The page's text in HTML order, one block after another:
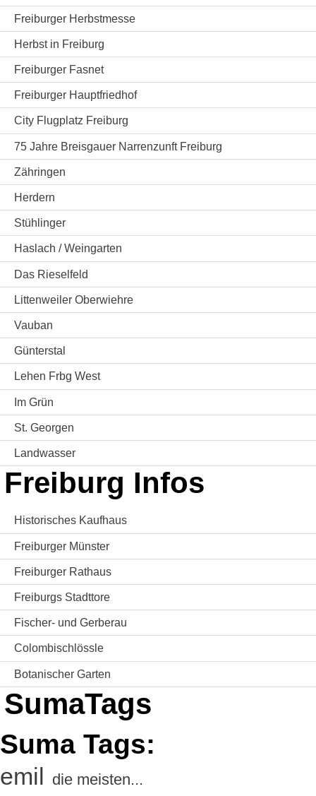
Freiburger Herbstmesse
Herbst in Freiburg
Freiburger Fasnet
Freiburger Hauptfriedhof
City Flugplatz Freiburg
75 Jahre Breisgauer Narrenzunft Freiburg
Zähringen
Herdern
Stühlinger
Haslach / Weingarten
Das Rieselfeld
Littenweiler Oberwiehre
Vauban
Günterstal
Lehen Frbg West
Im Grün
St. Georgen
Landwasser
Freiburg Infos
Historisches Kaufhaus
Freiburger Münster
Freiburger Rathaus
Freiburgs Stadttore
Fischer- und Gerberau
Colombischlössle
Botanischer Garten
SumaTags
Suma Tags:
emil die meisten...